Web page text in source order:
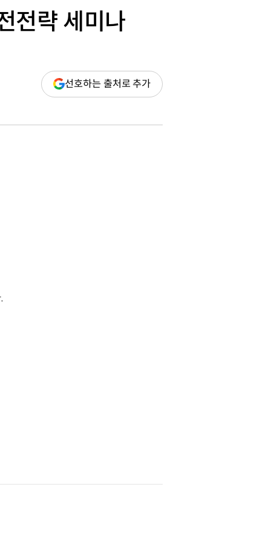
전략 세미나
선호하는 출처로 추가(새
창